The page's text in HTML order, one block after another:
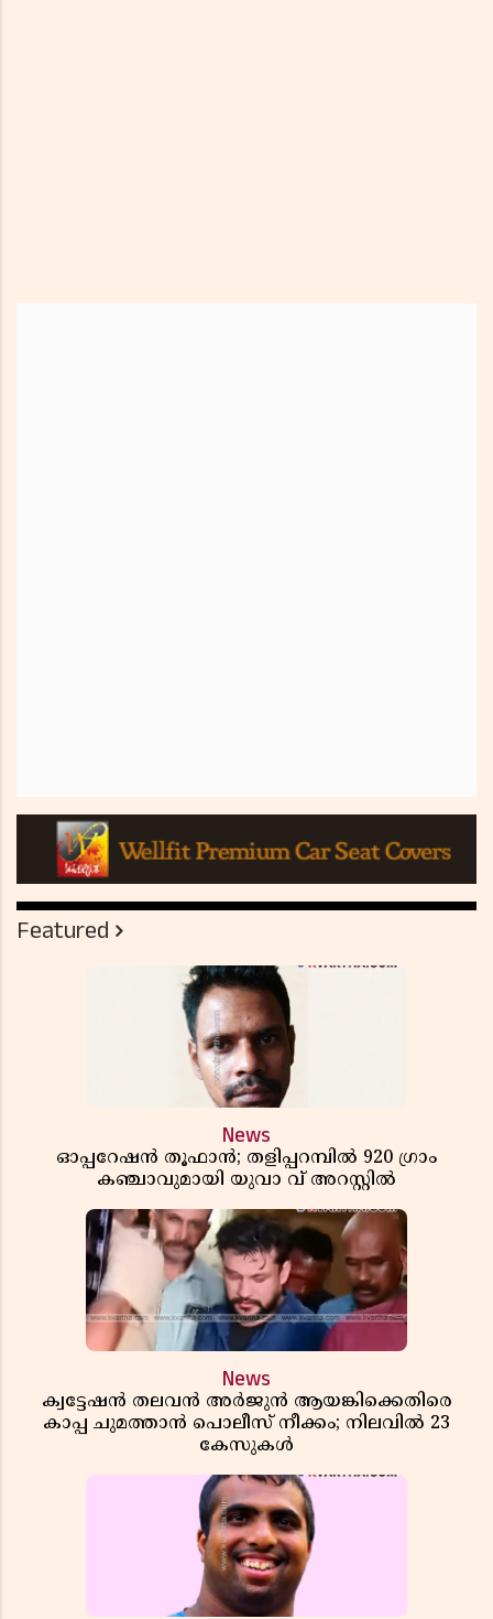
Featured
News
ഓപ്പറേഷൻ തൂഫാൻ; തളിപ്പറമ്പിൽ 920 ഗ്രാം
കഞ്ചാവുമായി യുവാ വ് അറസ്റ്റിൽ
News
ക്വട്ടേഷൻ തലവൻ അർജുൻ ആയങ്കിക്കെതിരെ
കാപ്പ ചുമത്താൻ പൊലീസ് നീക്കം; നിലവിൽ 23
കേസുകൾ